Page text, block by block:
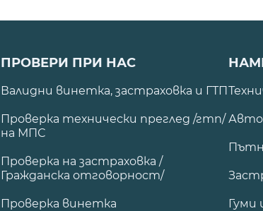
ПРОВЕРИ ПРИ НАС
Валидни винетка, застраховка и ГТП
Проверка технически преглед /гтп/
на МПС
Проверка на застраховка /
Гражданска отговорност/
Проверка винетка Гуми